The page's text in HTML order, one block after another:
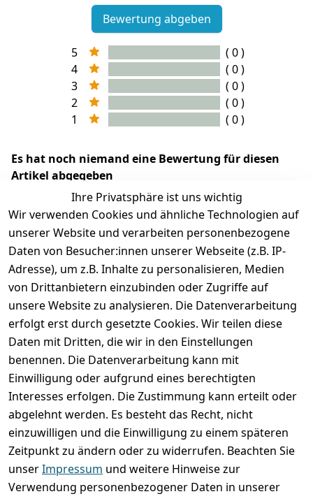
Bewertung abgeben
5
( 0 )
4
( 0 )
3
( 0 )
2
( 0 )
1
( 0 )
Es hat noch niemand eine Bewertung für diesen
Artikel abgegeben
Ihre Privatsphäre ist uns wichtig
Wir verwenden Cookies und ähnliche Technologien auf
unserer Website und verarbeiten personenbezogene
Daten von Besucher:innen unserer Webseite (z.B. IP-
Adresse), um z.B. Inhalte zu personalisieren, Medien
von Drittanbietern einzubinden oder Zugriffe auf
unsere Website zu analysieren. Die Datenverarbeitung
erfolgt erst durch gesetzte Cookies. Wir teilen diese
Daten mit Dritten, die wir in den Einstellungen
benennen. Die Datenverarbeitung kann mit
Einwilligung oder aufgrund eines berechtigten
Interesses erfolgen. Die Zustimmung kann erteilt oder
abgelehnt werden. Es besteht das Recht, nicht
einzuwilligen und die Einwilligung zu einem späteren
Zeitpunkt zu ändern oder zu widerrufen. Beachten Sie
unserImpressum und weitere Hinweise zur
Verwendung personenbezogener Daten in unserer
Rechtliches
Impressum
Datenschutze
rklärung
Batterieentsor
gung
Widerrufsrec
Services
Kontakt
Registrieren
Zahlung und
Versand
Umtausch /
Reklamation
Wir
versenden
mit
Folgt uns
gern auf
Zahle
bequem per